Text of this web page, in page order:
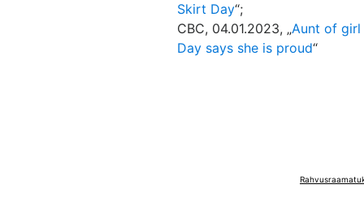
Skirt Day“;
CBC, 04.01.2023, „Aunt of girl
Day says she is proud“